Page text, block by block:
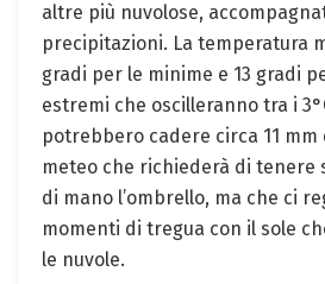
altre più nuvolose,
precipitazioni. La temperatura
gradi per le minime e 13 gradi
estremi che oscilleranno tra i
potrebbero cadere circa 11 mm
meteo che richiederà di tenere
di mano l’ombrello, ma che ci
momenti di tregua con il sole
le nuvole.